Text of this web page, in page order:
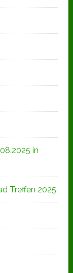
in
Treffen 2025